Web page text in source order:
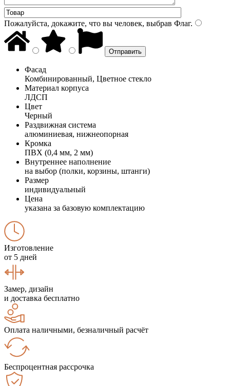
Пожалуйста, докажите, что вы человек, выбрав Флаг.
Фасад
Комбинированный, Цветное стекло
Материал корпуса
ЛДСП
Цвет
Черный
Раздвижная система
алюминиевая, нижнеопорная
Кромка
ПВХ (0,4 мм, 2 мм)
Внутреннее наполнение
на выбор (полки, корзины, штанги)
Размер
индивидуальный
Цена
указана за базовую комплектацию
Изготовление
от 5 дней
Замер, дизайн
и доставка бесплатно
Оплата наличными, безналичный расчёт
Беспроцентная рассрочка